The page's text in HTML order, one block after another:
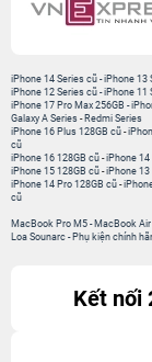
iPhone 14 Series cũ -iPhone 13
iPhone 12 Series cũ -iPhone 11
iPhone 17 Pro Max 256GB -
Galaxy A Series - Redmi Series
iPhone 16 Plus 128GB cũ -
cũ
iPhone 16 128GB cũ -iPhone 14
iPhone 15 128GB cũ -iPhone 13
iPhone 14 Pro 128GB cũ -
cũ
MacBook Pro M5 - MacBook
Loa Sounarc - Phụ kiện chính
Kết nối